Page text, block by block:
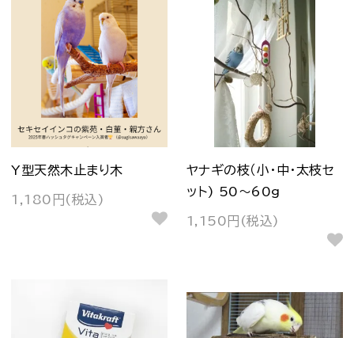
Y型天然木止まり木
1,180円(税込)
ヤナギの枝（小・中・太枝セ
ット) 50～60g
1,150円(税込)